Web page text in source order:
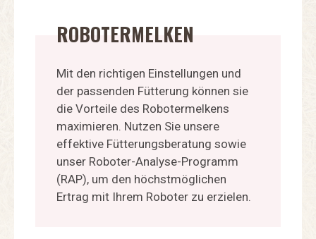
ROBOTERMELKEN
Mit den richtigen Einstellungen und
der passenden Fütterung können sie
die Vorteile des Robotermelkens
maximieren. Nutzen Sie unsere
effektive Fütterungsberatung sowie
unser Roboter-Analyse-Programm
(RAP), um den höchstmöglichen
Ertrag mit Ihrem Roboter zu erzielen.